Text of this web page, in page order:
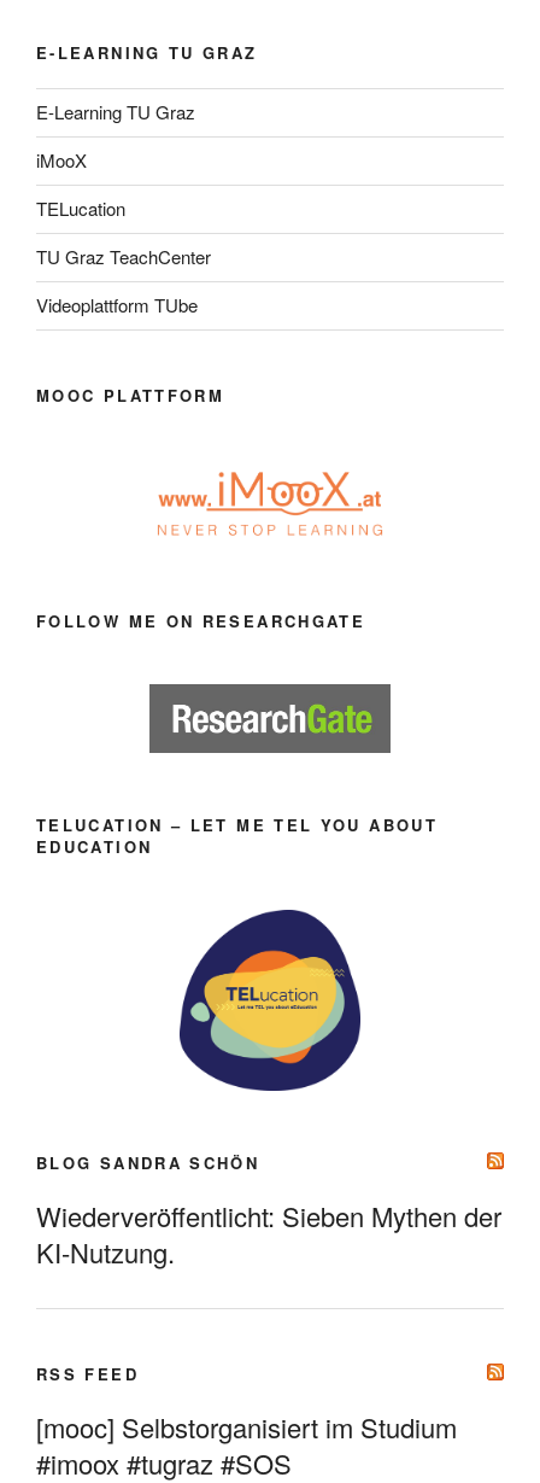
E-LEARNING TU GRAZ
E-Learning TU Graz
iMooX
TELucation
TU Graz TeachCenter
Videoplattform TUbe
MOOC PLATTFORM
FOLLOW ME ON RESEARCHGATE
TELUCATION – LET ME TEL YOU ABOUT
EDUCATION
BLOG SANDRA SCHÖN
Wiederveröffentlicht: Sieben Mythen der
KI-Nutzung.
RSS FEED
[mooc] Selbstorganisiert im Studium
#imoox #tugraz #SOS